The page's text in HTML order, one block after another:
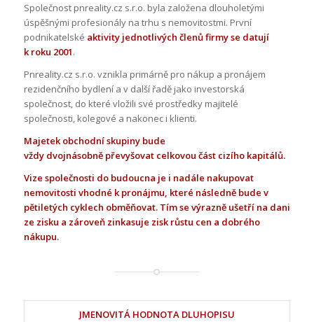
Společnost pnreality.cz s.r.o. byla založena dlouholetými
úspěšnými profesionály na trhu s nemovitostmi. První
podnikatelské aktivity jednotlivých členů firmy se datují
k roku 2001.
Pnreality.cz s.r.o. vznikla primárně pro nákup a pronájem
rezidenčního bydlení a v další řadě jako investorská
společnost, do které vložili své prostředky majitelé
společnosti, kolegové a nakonec i klienti.
Majetek obchodní skupiny bude
vždy dvojnásobně převyšovat celkovou část cizího kapitálů.
Vize společnosti do budoucna je i nadále nakupovat
nemovitosti vhodné k pronájmu, které následně bude v
pětiletých cyklech obměňovat. Tím se výrazně ušetří na dani
ze zisku a zároveň zinkasuje zisk růstu cen a dobrého
nákupu.
JMENOVITÁ HODNOTA DLUHOPISU